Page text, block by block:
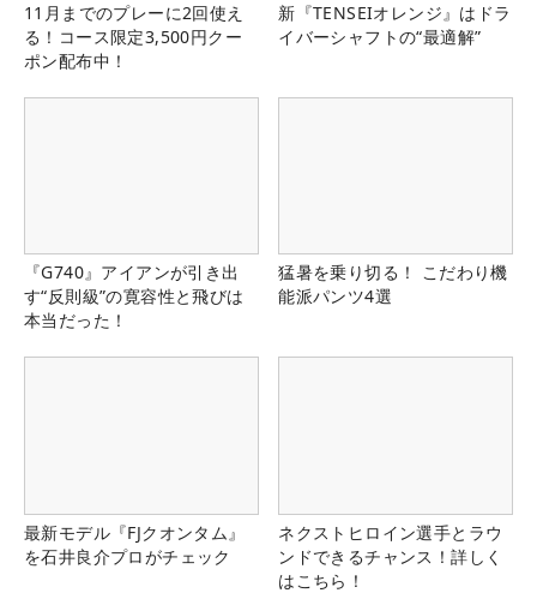
11月までのプレーに2回使え
る！コース限定3,500円クー
ポン配布中！
新『TENSEIオレンジ』はドラ
イバーシャフトの“最適解”
『G740』アイアンが引き出
す“反則級”の寛容性と飛びは
本当だった！
猛暑を乗り切る！ こだわり機
能派パンツ4選
最新モデル『FJクオンタム』
を石井良介プロがチェック
ネクストヒロイン選手とラウ
ンドできるチャンス！詳しく
はこちら！